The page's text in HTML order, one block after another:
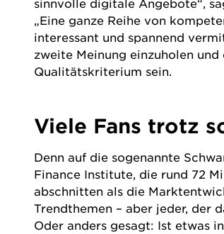
sinnvolle digitale Angebote“,
„Eine ganze Reihe von
interessant und spannend
zweite Meinung einzuholen
Qualitätskriterium sein.
Viele Fans trotz
Denn auf die sogenannte
Finance Institute, die rund 72
abschnitten als die
Trendthemen – aber jeder, der
Oder anders gesagt: Ist etwas